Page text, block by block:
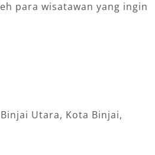
para wisatawan yang ingin
Utara, Kota Binjai,